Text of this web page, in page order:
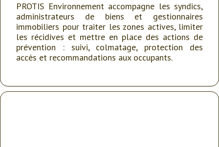
PROTIS Environnement accompagne les syndics,
administrateurs de biens et gestionnaires
immobiliers pour traiter les zones actives, limiter
les récidives et mettre en place des actions de
prévention : suivi, colmatage, protection des
accès et recommandations aux occupants.